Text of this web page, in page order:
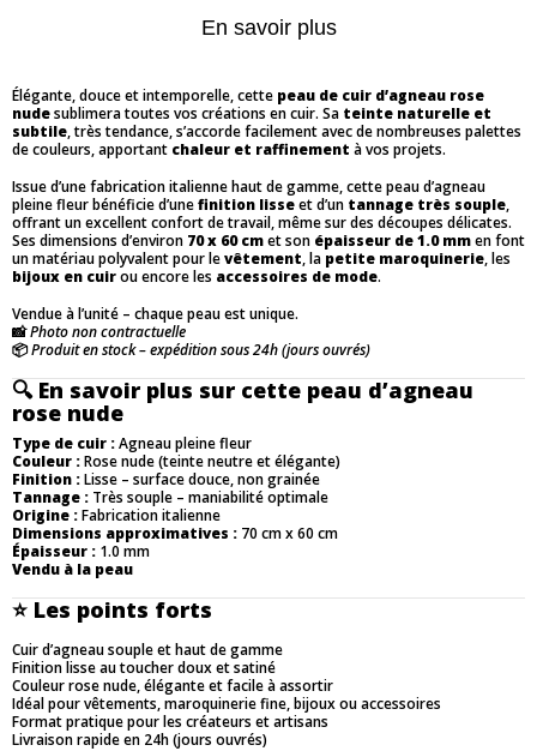
En savoir plus
Élégante, douce et intemporelle, cette peau de cuir d’agneau rose
nudesublimera toutes vos créations en cuir. Sa teinte naturelle et
subtile, très tendance, s’accorde facilement avec de nombreuses palettes
de couleurs, apportant chaleur et raffinement à vos projets.
Issue d’une fabrication italienne haut de gamme, cette peau d’agneau
pleine fleur bénéficie d’unefinition lisseet d’un tannage très souple,
offrant un excellent confort de travail, même sur des découpes délicates.
Ses dimensions d’environ 70 x 60 cmet son épaisseur de 1.0 mmen font
un matériau polyvalent pour levêtement, la petite maroquinerie, les
bijoux en cuirou encore les accessoires de mode.
Vendue à l’unité – chaque peau est unique.
📸Photo non contractuelle
📦Produit en stock – expédition sous 24h (jours ouvrés)
🔍 En savoir plus sur cette peau d’agneau
rose nude
Type de cuir :Agneau pleine fleur
Couleur :Rose nude (teinte neutre et élégante)
Finition :Lisse – surface douce, non grainée
Tannage : Très souple – maniabilité optimale
Origine :Fabrication italienne
Dimensions approximatives : 70 cm x 60 cm
Épaisseur : 1.0 mm
Vendu à la peau
⭐ Les points forts
Cuir d’agneau souple et haut de gamme
Finition lisse au toucher doux et satiné
Couleur rose nude, élégante et facile à assortir
Idéal pour vêtements, maroquinerie fine, bijoux ou accessoires
Format pratique pour les créateurs et artisans
Livraison rapide en 24h (jours ouvrés)